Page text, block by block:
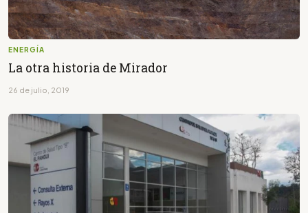
ENERGÍA
La otra historia de Mirador
26 de julio, 2019